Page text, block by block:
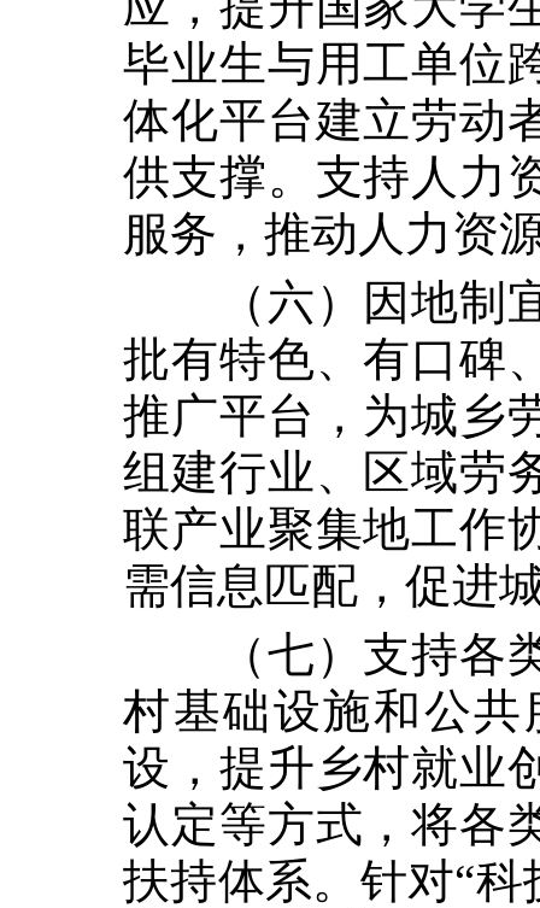
毕业生与用工单位
体化平台建立劳动
供支撑。支持人力
服务，推动人力资
（六）因地
批有特色、有口碑
推广平台，为城乡
组建行业、区域劳
联产业聚集地工作
需信息匹配，促进
（七）支持
村基础设施和公
设，提升乡村就业
认定等方式，将各
扶持体系。针对“科